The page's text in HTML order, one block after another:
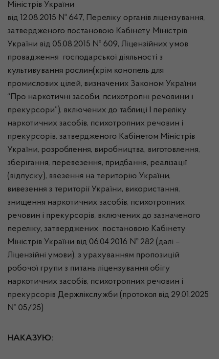
Міністрів України
від 12.08.2015 № 647, Переліку органів ліцензування,
затвердженого постановою Кабінету Міністрів
України від 05.08.2015 № 609, Ліцензійних умов
провадження господарської діяльності з
культивування рослин(крім конопель для
промислових цілей, визначених Законом України
“Про наркотичні засоби, психотропні речовини і
прекурсори”), включених до таблиці І переліку
наркотичних засобів, психотропних речовин і
прекурсорів, затвердженого Кабінетом Міністрів
України, розроблення, виробництва, виготовлення,
зберігання, перевезення, придбання, реалізації
(відпуску), ввезення на територію України,
вивезення з території України, використання,
знищення наркотичних засобів, психотропних
речовин і прекурсорів, включених до зазначеного
переліку, затверджених постановою Кабінету
Міністрів України від 06.04.2016 № 282 (далі –
Ліцензійні умови), з урахуванням пропозицій
робочої групи з питань ліцензування обігу
наркотичних засобів, психотропних речовин і
прекурсорів Держлікслужби (протокол від 29.01.2025
№ 05/25)
НАКАЗУЮ: